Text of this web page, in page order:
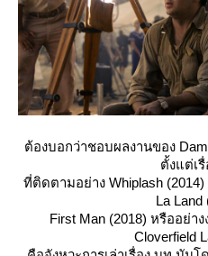
ต้องบอกว่าชอบผลงานของ
ตั้งแต่เ
ที่ติดตามอย่าง Whiplash
La Land
First Man (2018) หรืออย่า
Cloverfield